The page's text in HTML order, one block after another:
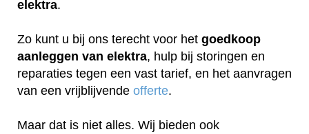
elektra.
Zo kunt u bij ons terecht voor het goedkoop
aanleggen van elektra, hulp bij storingen en
reparaties tegen een vast tarief, en het aanvragen
van een vrijblijvende offerte.
Maar dat is niet alles. Wij bieden ook